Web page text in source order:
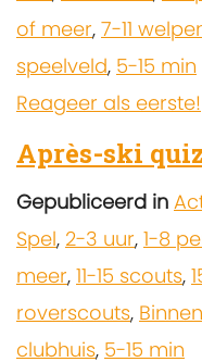
of meer, 7-11
speelveld, 5-15 min
Reageer als eerste!
Après-ski
Gepubliceerd in
Spel, 2-3 uur, 1-8
meer, 11-15 scouts,
roverscouts, Binnen
clubhuis, 5-15 min